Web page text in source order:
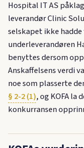
Hospital IT AS
leverandør Clinic
selskapet ikke
underleverandøren
benyttes dersom
Anskaffelsens verdi
noe som plasserte
§ 2-2 (1), og KOFA
konkurransen